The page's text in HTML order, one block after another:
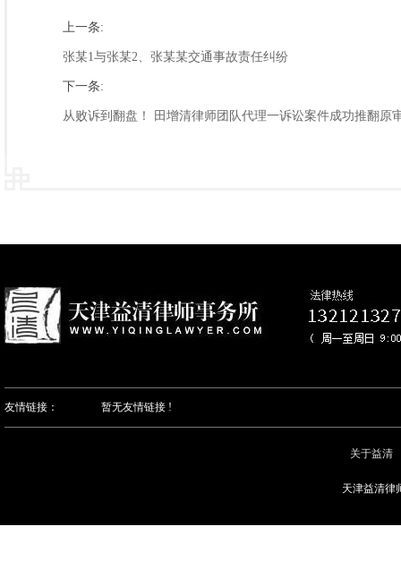
上一条:
张某1与张某2、张某某交通事故责任纠纷
下一条:
从败诉到翻盘！ 田增清律师团队代理一诉讼案件成功推翻原
友情链接： 暂无友情链接 !
关于益清
天津益清律